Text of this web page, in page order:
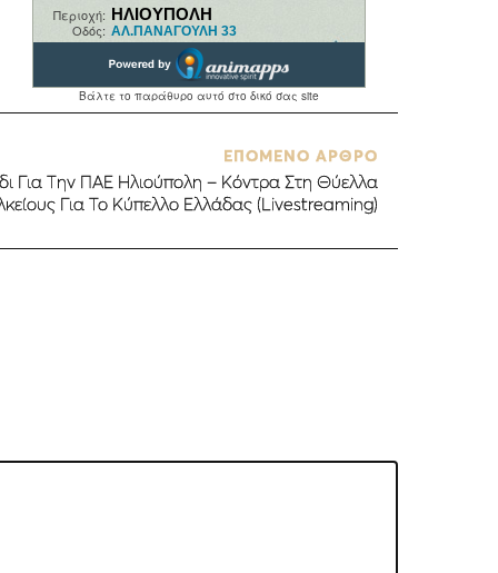
ΕΠΟΜΕΝΟ ΑΡΘΡΟ
Για Την ΠΑΕ Ηλιούπολη – Κόντρα Στη Θύελλα
Για Το Κύπελλο Ελλάδας (Livestreaming)